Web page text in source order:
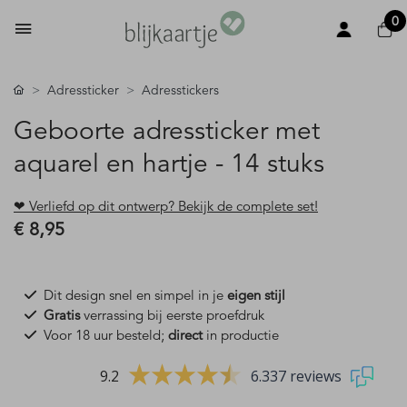
0
Adressticker Adresstickers
Geboorte adressticker met
aquarel en hartje - 14 stuks
❤ Verliefd op dit ontwerp? Bekijk de complete set!
€ 8,95
Dit design snel en simpel in je eigen stijl
Gratisverrassing bij eerste proefdruk
Voor 18 uur besteld; directin productie
9.2 6.337 reviews